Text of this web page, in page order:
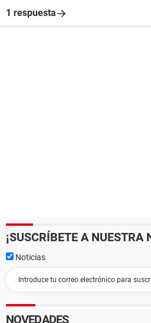
1 respuesta
¡SUSCRÍBETE A NUESTRA
Noticias
NOVEDADES